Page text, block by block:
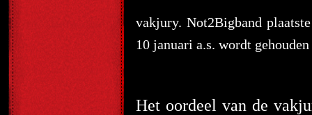
vakjury. Not2Bigband
10 januari a.s. wordt
Het oordeel van de